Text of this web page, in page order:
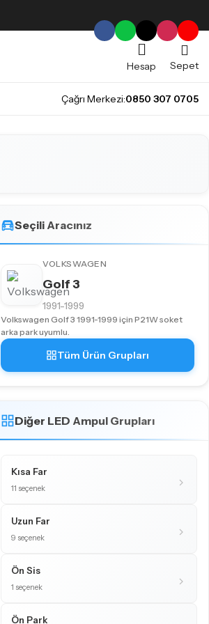
Hesap
Sepet
Çağrı Merkezi:0850 307 0705
Seçili Aracınız
VOLKSWAGEN
Golf 3
1991-1999
Volkswagen Golf 3 1991-1999 için P21W soket
arka park uyumlu.
Tüm Ürün Grupları
Diğer LED Ampul Grupları
Kısa Far
11 seçenek
Uzun Far
9 seçenek
Ön Sis
1 seçenek
Ön Park